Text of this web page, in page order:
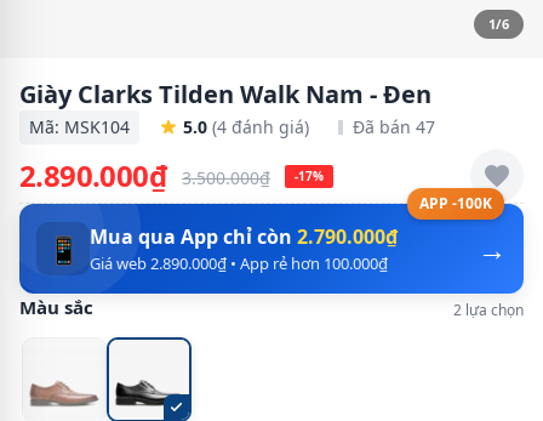
1/6
Giày Clarks Tilden Walk Nam - Đen
Mã: MSK104 5.0 (4 đánh giá) Đã bán 47
2.890.000₫ 3.500.000₫ -17%
APP -100K
→
📱 Mua qua App chỉ còn 2.790.000₫
Giá web 2.890.000₫ • App rẻ hơn 100.000₫
Màu sắc 2 lựa chọn